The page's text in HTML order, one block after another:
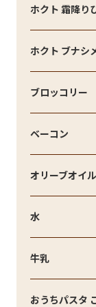
ホクト 霜降り
ホクト ブナシ
ブロッコリー
ベーコン
オリーブオイル
水
牛乳
おうちパスタ